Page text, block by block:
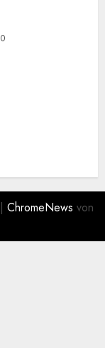
0
| ChromeNews von